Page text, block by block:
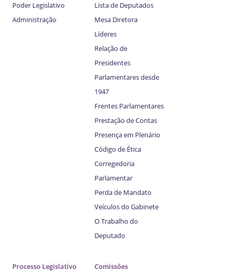
Poder Legislativo
Administração
Lista de Deputados
Mesa Diretora
Líderes
Relação de
Presidentes
Parlamentares desde
1947
Frentes Parlamentares
Prestação de Contas
Presença em Plenário
Código de Ética
Corregedoria
Parlamentar
Perda de Mandato
Veículos do Gabinete
O Trabalho do
Deputado
Processo Legislativo
Comissões